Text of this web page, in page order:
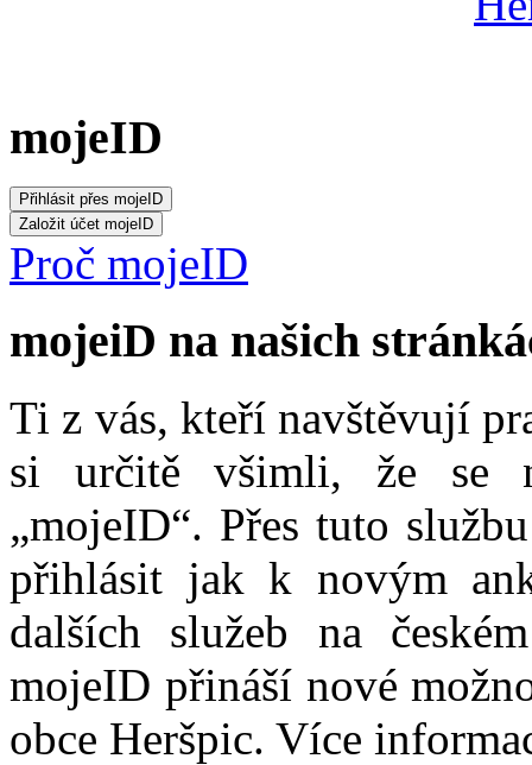
mojeID
Proč mojeID
mojeiD na našich
Ti z vás, kteří navštěvují
si určitě všimli, že se
„mojeID“. Přes tuto
přihlásit jak k novým
dalších služeb na
mojeID přináší nové
obce Heršpic. Více